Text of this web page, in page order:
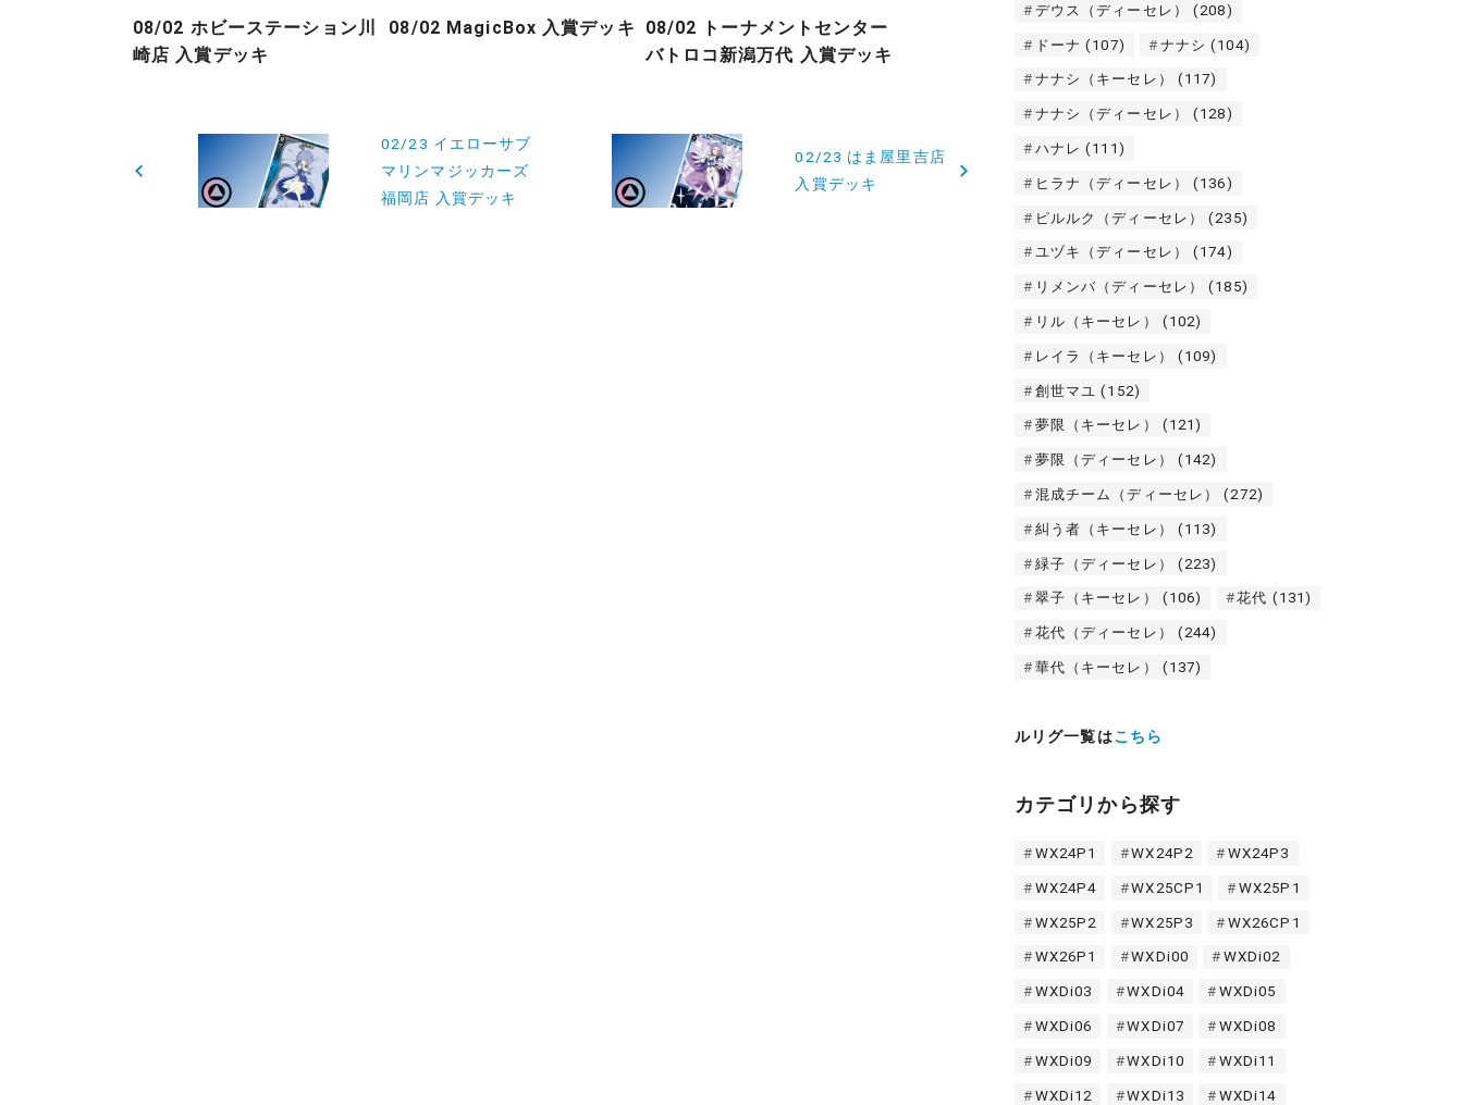
08/02 ホビーステーション川
崎店 入賞デッキ
08/02 MagicBox 入賞デッキ
08/02 トーナメントセンター
バトロコ新潟万代 入賞デッキ
稿
02/23 イエローサブ
マリンマジッカーズ
福岡店 入賞デッキ
02/23 はま屋里吉店
入賞デッキ
デウス（ディーセレ） (208)
ドーナ (107) ナナシ (104)
ナナシ（キーセレ） (117)
ナナシ（ディーセレ） (128)
ハナレ (111)
ヒラナ（ディーセレ） (136)
ピルルク（ディーセレ） (235)
ユヅキ（ディーセレ） (174)
リメンバ（ディーセレ） (185)
リル（キーセレ） (102)
レイラ（キーセレ） (109)
創世マユ (152)
夢限（キーセレ） (121)
夢限（ディーセレ） (142)
混成チーム（ディーセレ） (272)
糾う者（キーセレ） (113)
緑子（ディーセレ） (223)
翠子（キーセレ） (106) 花代 (131)
花代（ディーセレ） (244)
華代（キーセレ） (137)
ルリグ一覧はこちら
カテゴリから探す
WX24P1 WX24P2 WX24P3
WX24P4 WX25CP1 WX25P1
WX25P2 WX25P3 WX26CP1
WX26P1 WXDi00 WXDi02
WXDi03 WXDi04 WXDi05
WXDi06 WXDi07 WXDi08
WXDi09 WXDi10 WXDi11
WXDi12 WXDi13 WXDi14